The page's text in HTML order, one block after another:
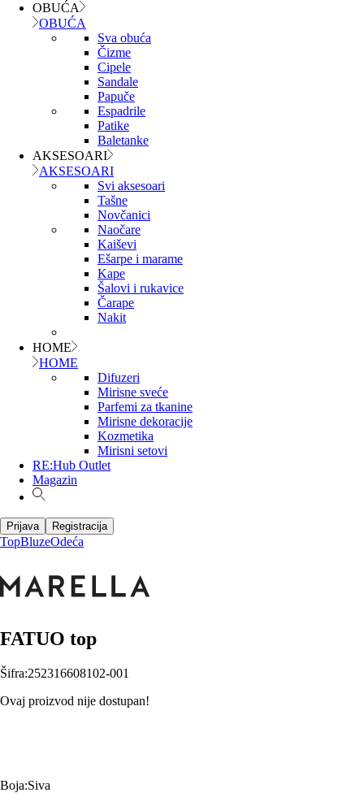
OBUĆA
OBUĆA
Sva obuća
Čizme
Cipele
Sandale
Papuče
Espadrile
Patike
Baletanke
AKSESOARI
AKSESOARI
Svi aksesoari
Tašne
Novčanici
Naočare
Kaiševi
Ešarpe i marame
Kape
Šalovi i rukavice
Čarape
Nakit
HOME
HOME
Difuzeri
Mirisne sveće
Parfemi za tkanine
Mirisne dekoracije
Kozmetika
Mirisni setovi
RE:Hub Outlet
Magazin
Prijava Registracija
TopBluzeOdeća
FATUO top
Šifra:252316608102-001
Ovaj proizvod nije dostupan!
Boja:Siva